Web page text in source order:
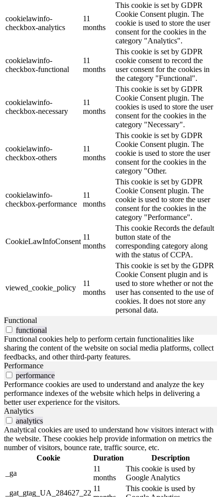
cookielawinfo-
checkbox-analytics
11
months
This cookie is set by GDPR
Cookie Consent plugin. The
cookie is used to store the user
consent for the cookies in the
category "Analytics".
cookielawinfo-
checkbox-functional
11
months
This cookie is set by GDPR
cookie consent to record the
user consent for the cookies in
the category "Functional".
cookielawinfo-
checkbox-necessary
11
months
This cookie is set by GDPR
Cookie Consent plugin. The
cookies is used to store the user
consent for the cookies in the
category "Necessary".
cookielawinfo-
checkbox-others
11
months
This cookie is set by GDPR
Cookie Consent plugin. The
cookie is used to store the user
consent for the cookies in the
category "Other.
cookielawinfo-
checkbox-performance
11
months
This cookie is set by GDPR
Cookie Consent plugin. The
cookie is used to store the user
consent for the cookies in the
category "Performance".
CookieLawInfoConsent
11
months
This cookie Records the default
button state of the
corresponding category along
with the status of CCPA.
viewed_cookie_policy
11
months
This cookie is set by the GDPR
Cookie Consent plugin and is
used to store whether or not the
user has consented to the use of
cookies. It does not store any
personal data.
Functional
functional
Functional cookies help to perform certain functionalities like
sharing the content of the website on social media platforms, collect
feedbacks, and other third-party features.
Performance
performance
Performance cookies are used to understand and analyze the key
performance indexes of the website which helps in delivering a
better user experience for the visitors.
Analytics
analytics
Analytical cookies are used to understand how visitors interact with
the website. These cookies help provide information on metrics the
number of visitors, bounce rate, traffic source, etc.
Cookie
Duration
Description
_ga
11
months
This cookie is used by
Google Analytics
_gat_gtag_UA_284627_22
11
This cookie is used by